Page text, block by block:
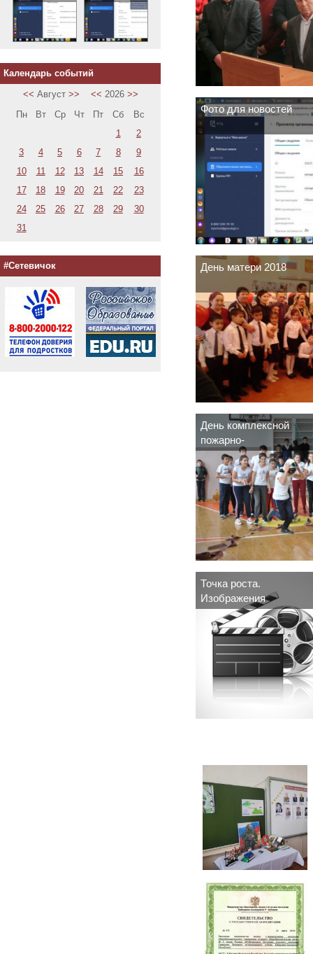
Календарь событий
<< Август >> << 2026 >>
Пн
Вт Ср Чт Пт Сб
Вс
1
2
3
4 5 6 7 8
9
10
11 12 13 14 15
16
17
18 19 20 21 22
23
24
25 26 27 28 29
30
31
#Сетевичок
Фото для новостей
День матери 2018
День комплексной
пожарно-
профилактической
отработки
Точка роста.
Изображения